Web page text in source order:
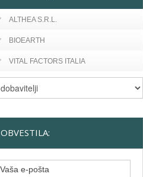
ALTHEA S.R.L.
BIOEARTH
VITAL FACTORS ITALIA
OBVESTILA: